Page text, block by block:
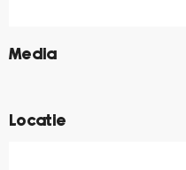
Media
©
©
Locatie